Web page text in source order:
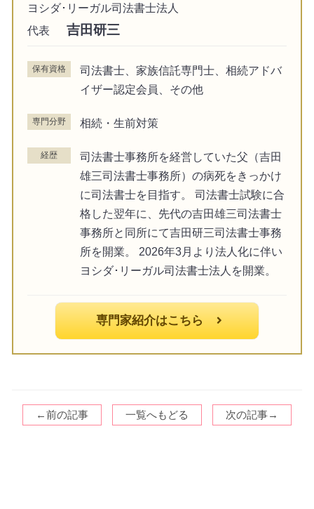
ヨシダ･リーガル司法書士法人
代表
吉田研三
保有資格
司法書士、家族信託専門士、相続アドバ
イザー認定会員、その他
専門分野 相続・生前対策
経歴
司法書士事務所を経営していた父（吉田
雄三司法書士事務所）の病死をきっかけ
に司法書士を目指す。 司法書士試験に合
格した翌年に、先代の吉田雄三司法書士
事務所と同所にて吉田研三司法書士事務
所を開業。 2026年3月より法人化に伴い
ヨシダ･リーガル司法書士法人を開業。
専門家紹介はこちら
←前の記事 一覧へもどる 次の記事→